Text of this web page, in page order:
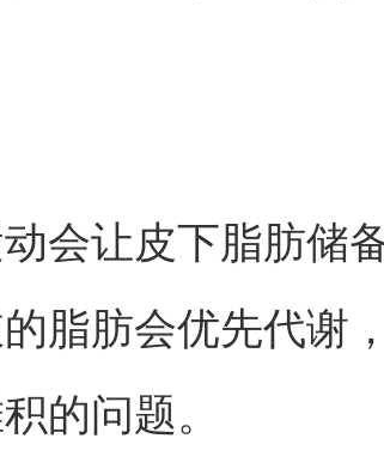
会让皮下脂肪储
脂肪会优先代谢
的问题。